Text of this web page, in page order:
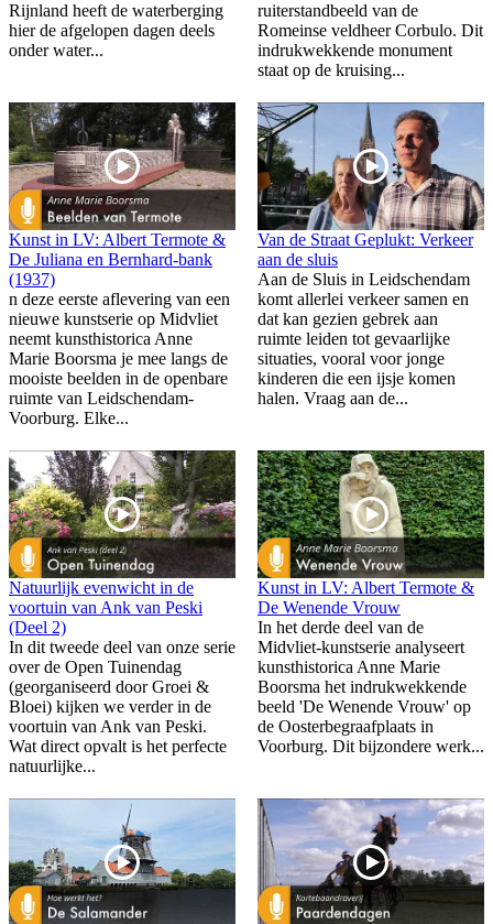
Rijnland heeft de waterberging
hier de afgelopen dagen deels
onder water...
ruiterstandbeeld van de
Romeinse veldheer Corbulo. Dit
indrukwekkende monument
staat op de kruising...
Kunst in LV: Albert Termote &
De Juliana en Bernhard-bank
(1937)
n deze eerste aflevering van een
nieuwe kunstserie op Midvliet
neemt kunsthistorica Anne
Marie Boorsma je mee langs de
mooiste beelden in de openbare
ruimte van Leidschendam-
Voorburg. Elke...
Van de Straat Geplukt: Verkeer
aan de sluis
Aan de Sluis in Leidschendam
komt allerlei verkeer samen en
dat kan gezien gebrek aan
ruimte leiden tot gevaarlijke
situaties, vooral voor jonge
kinderen die een ijsje komen
halen. Vraag aan de...
Natuurlijk evenwicht in de
voortuin van Ank van Peski
(Deel 2)
In dit tweede deel van onze serie
over de Open Tuinendag
(georganiseerd door Groei &
Bloei) kijken we verder in de
voortuin van Ank van Peski.
Wat direct opvalt is het perfecte
natuurlijke...
Kunst in LV: Albert Termote &
De Wenende Vrouw
In het derde deel van de
Midvliet-kunstserie analyseert
kunsthistorica Anne Marie
Boorsma het indrukwekkende
beeld 'De Wenende Vrouw' op
de Oosterbegraafplaats in
Voorburg. Dit bijzondere werk...